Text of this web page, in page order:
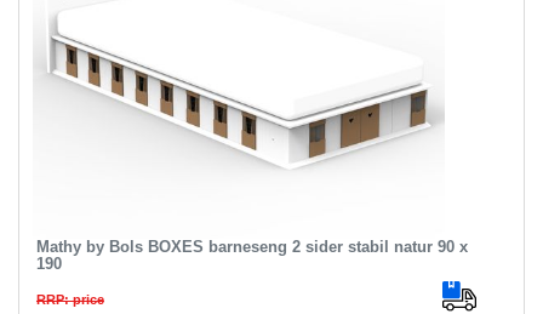
Mathy by Bols BOXES barneseng 2 sider stabil natur 90 x
190
RRP: price